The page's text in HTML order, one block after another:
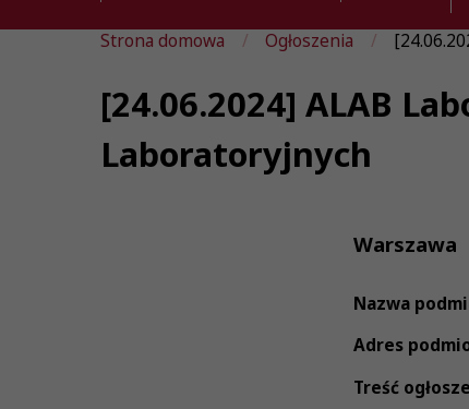
Strona domowa Ogłoszenia
[24.06.2024] ALAB
Laboratoryjnych
Warszawa
Nazwa
Adres
Treść